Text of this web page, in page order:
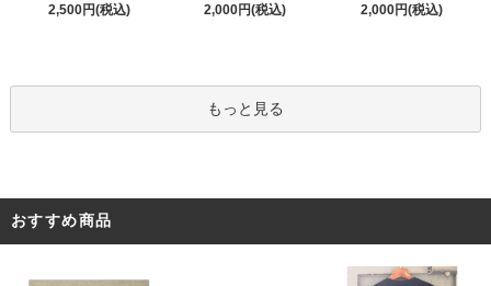
2,500円(税込)
2,000円(税込)
2,000円(税込)
もっと見る
おすすめ商品